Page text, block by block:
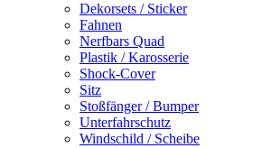
Dekorsets / Sticker
Fahnen
Nerfbars Quad
Plastik / Karosserie
Shock-Cover
Sitz
Stoßfänger / Bumper
Unterfahrschutz
Windschild / Scheibe